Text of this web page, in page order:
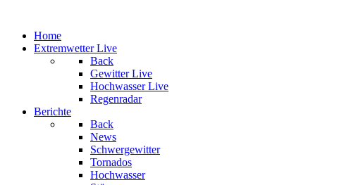
Home
Extremwetter Live
Back
Gewitter Live
Hochwasser Live
Regenradar
Berichte
Back
News
Schwergewitter
Tornados
Hochwasser